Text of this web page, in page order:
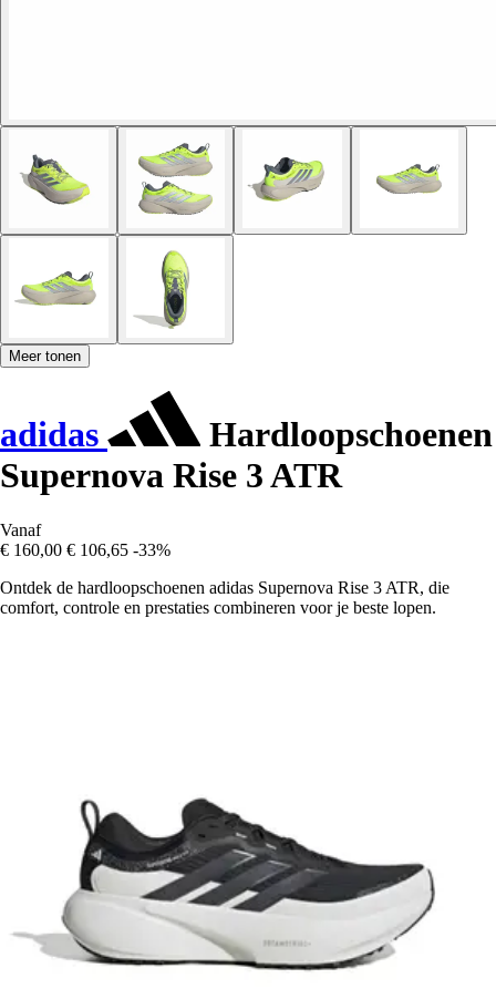
Meer tonen
adidas
Hardloopschoenen
Supernova Rise 3 ATR
Vanaf
€ 160,00 € 106,65 -33%
Ontdek de hardloopschoenen adidas Supernova Rise 3 ATR, die
comfort, controle en prestaties combineren voor je beste lopen.